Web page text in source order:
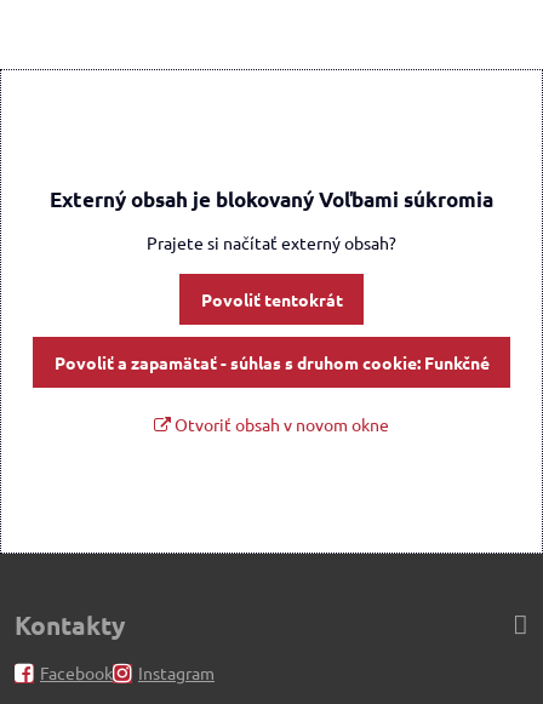
Externý obsah je blokovaný Voľbami súkromia
Prajete si načítať externý obsah?
Povoliť tentokrát
Povoliť a zapamätať - súhlas s druhom cookie: Funkčné
Otvoriť obsah v novom okne
Kontakty
Facebook Instagram